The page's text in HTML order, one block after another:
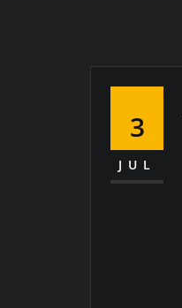
3
JUL